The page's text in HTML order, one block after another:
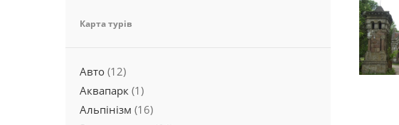
Карта турів
Авто (12)
Аквапарк (1)
Альпінізм (16)